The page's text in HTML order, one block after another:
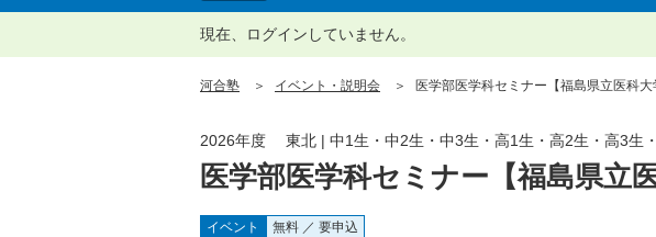
現在、ログインしていません。
河合塾 イベント・説明会 医学部医学科セミナー【福島県立医科
医学部医学科セミナー【福島県立医
2026年度 東北 | 中1生・中2生・中3生・高1生・高2生・高3生
イベント 無料 ／ 要申込